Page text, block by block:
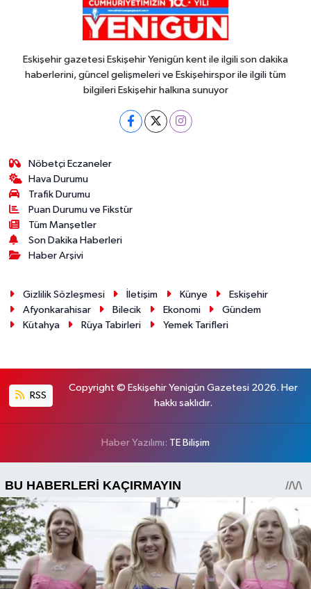
Eskişehir gazetesi Eskişehir Yenigün kent ile ilgili son dakika
haberlerini, güncel gelişmeleri ve Eskişehirspor ile ilgili tüm
bilgileri Eskişehir halkına sunuyor
Nöbetçi Eczaneler
Hava Durumu
Trafik Durumu
Puan Durumu ve Fikstür
Tüm Manşetler
Son Dakika Haberleri
Haber Arşivi
Gizlilik Sözleşmesi İletişim Künye
Eskişehir
Afyonkarahisar
Bilecik Ekonomi
Gündem
Kütahya
Rüya Tabirleri Yemek Tarifleri
RSS
Copyright © Eskişehir Yenigün Gazetesi 2026. Her
hakkı saklıdır.
Haber Yazılımı: TE Bilişim